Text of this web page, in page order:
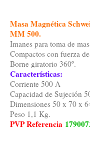
Masa Magnética
MM 500.
Imanes para toma de
Compactos con fuerza
Borne giratorio 360º.
Características:
Corriente 500 A
Capacidad de Sujeción
Dimensiones 50 x 70 x
Peso 1,1 Kg.
PVP Referencia